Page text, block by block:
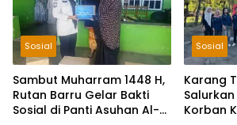
Sosial
Sambut Muharram 1448 H,
Rutan Barru Gelar Bakti
Sosial di Panti Asuhan Al-
Sosial
Karang
Korban